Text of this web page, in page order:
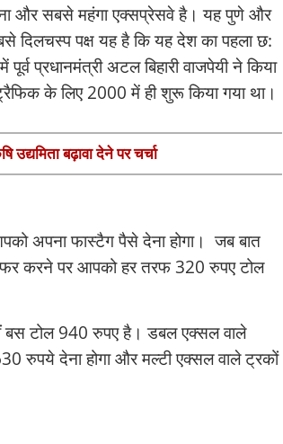
और सबसे महंगा एक्सप्रेसवे है। यह पुणे और
दिलचस्प पक्ष यह है कि यह देश का पहला छ:
प्रधानमंत्री अटल बिहारी वाजपेयी ने किया
के लिए 2000 में ही शुरू किया गया था।
बढ़ावा देने पर चर्चा
अपना फास्टैग पैसे देना होगा। जब बात
करने पर आपको हर तरफ 320 रुपए टोल
बस टोल 940 रुपए है। डबल एक्सल वाले
रुपये देना होगा और मल्टी एक्सल वाले ट्रकों